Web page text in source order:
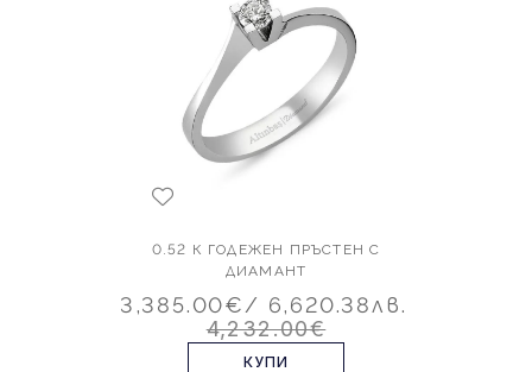
0.52 К ГОДЕЖЕН ПРЪСТЕН С
ДИАМАНТ
3,385.00€/ 6,620.38лв.
4,232.00€
КУПИ